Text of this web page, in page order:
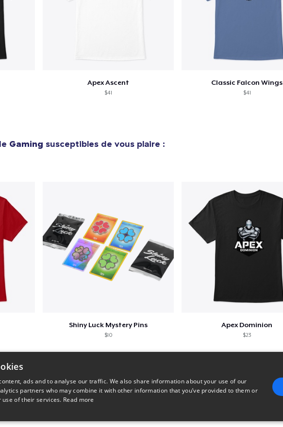
Apex Ascent
$41
Classic Falcon Wings
$41
Gaming susceptibles de vous plaire :
Shiny Luck Mystery Pins
$10
Apex Dominion
$23
ads and to analyse our traffic. We also share information about your use of our
partners who may combine it with other information that you’ve provided to them or
use of their services. Read more